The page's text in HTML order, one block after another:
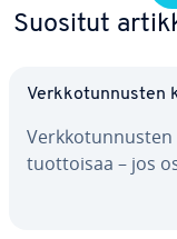
Suositut
Verk­ko­tun­nus­ten
tuot­toi­saa – jos